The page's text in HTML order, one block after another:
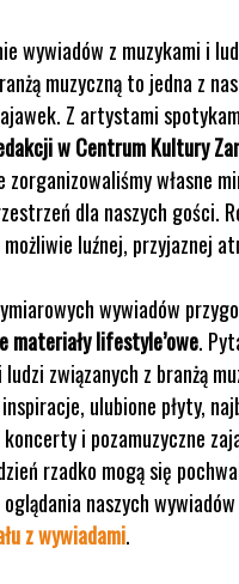
wywiadów z muzykami i
muzyczną to jedna z
Z artystami
w Centrum Kultury
zorganizowaliśmy własne
dla naszych gości.
luźnej, przyjaznej
wywiadów
materiały lifestyle’owe.
związanych z branżą
ulubione płyty,
i pozamuzyczne
rzadko mogą się
naszych
z wywiadami.